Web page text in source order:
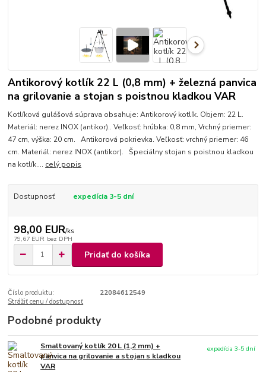
Antikorový kotlík 22 L (0,8 mm) + železná panvica
na grilovanie a stojan s poistnou kladkou VAR
Kotlíková gulášová súprava obsahuje: Antikorový kotlík. Objem: 22 L.
Materiál: nerez INOX (antikor).. Veľkosť: hrúbka: 0,8 mm, Vrchný priemer:
47 cm, výška: 20 cm. Antikorová pokrievka. Veľkosť: vrchný priemer: 46
cm. Materiál: nerez INOX (antikor). Špeciálny stojan s poistnou kladkou
na kotlík.... celý popis
Dostupnosť expedícia 3-5 dní
98,00 EUR/ks
79,67 EUR bez DPH
Pridať do košíka
Číslo produktu:
22084612549
Strážiť cenu / dostupnosť
Podobné produkty
Smaltovaný kotlík 20 L (1,2 mm) +
panvica na grilovanie a stojan s kladkou
VAR
expedícia 3-5 dní